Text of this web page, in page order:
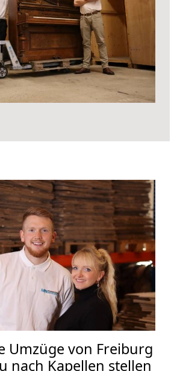
Umzüge von Freiburg
nach Kapellen stellen